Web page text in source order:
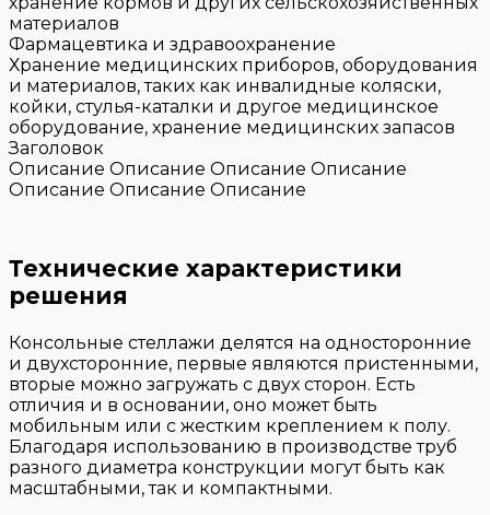
материалов
Фармацевтика и здравоохранение
Хранение медицинских приборов, оборудования
и материалов, таких как инвалидные коляски,
койки, стулья-каталки и другое медицинское
оборудование, хранение медицинских запасов
Заголовок
Описание Описание Описание Описание
Описание Описание Описание
Технические характеристики
решения
Консольные стеллажи делятся на односторонние
и двухсторонние, первые являются пристенными,
вторые можно загружать с двух сторон. Есть
отличия и в основании, оно может быть
мобильным или с жестким креплением к полу.
Благодаря использованию в производстве труб
разного диаметра конструкции могут быть как
масштабными, так и компактными.